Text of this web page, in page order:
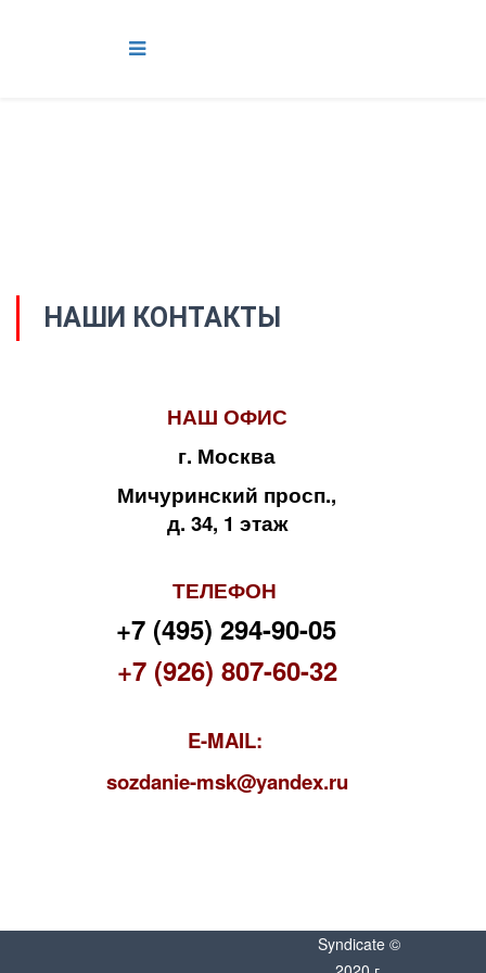
НАШИ КОНТАКТЫ
НАШ ОФИС
г. Москва
Мичуринский просп.,
д. 34, 1 этаж
ТЕЛЕФОН
+7 (495) 294-90-05
+7 (926) 807-60-32
E-MAIL:
sozdanie-msk@yandex.ru
Syndicate ©